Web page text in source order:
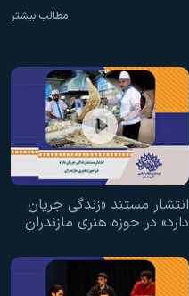
مطالب بیشتر
انتشار مستند «زندگی جریان
دارد» در حوزه هنری مازندران